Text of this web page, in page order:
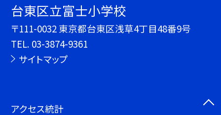
台東区立富士小学校
〒111-0032 東京都台東区浅草4丁目48番9号
TEL. 03-3874-9361
サイトマップ
アクセス統計